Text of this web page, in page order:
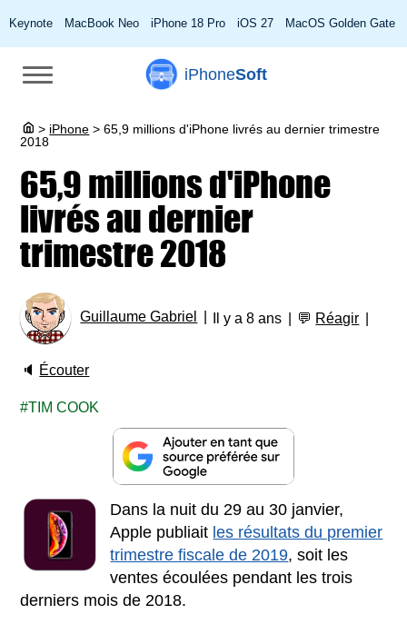
Keynote MacBook Neo iPhone 18 Pro iOS 27 MacOS Golden Gate
iPhoneSoft
> iPhone > 65,9 millions d'iPhone livrés au dernier trimestre
2018
65,9 millions d'iPhone
livrés au dernier
trimestre 2018
Guillaume Gabriel Il y a 8 ans 💬 Réagir
🔈 Écouter
TIM COOK
Dans la nuit du 29 au 30 janvier,
Apple publiait les résultats du premier
trimestre fiscale de 2019, soit les
ventes écoulées pendant les trois
derniers mois de 2018.